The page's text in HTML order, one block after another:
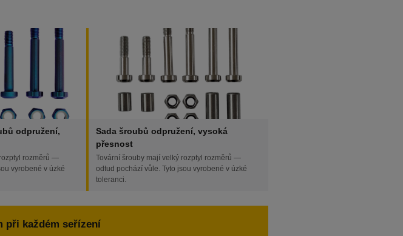
odpružení,
rozměrů —
vyrobené v úzké
Sada šroubů odpružení, vysoká
přesnost
Tovární šrouby mají velký rozptyl rozměrů —
odtud pochází vůle. Tyto jsou vyrobené v úzké
toleranci.
při každém seřízení